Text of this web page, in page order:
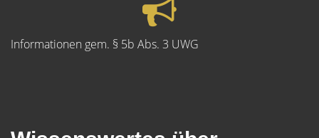
Informationen gem. § 5b Abs. 3 UWG